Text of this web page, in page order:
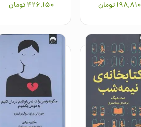
۱۹۸٬۸۱۰تومان ۴۲۶٬۱۵۰تومان